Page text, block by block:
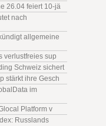
26.04 feiert 10-jä
nach
allgemeine
verlustfreies sup
Schweiz sichert
stärkt ihre Gesch
im
Platform v
Russlands